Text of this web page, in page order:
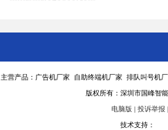
主营产品：广告机厂家 自助终端机厂家 排队叫号机
版权所有：深圳市国峰智
电脑版 投诉举报
技术支持：